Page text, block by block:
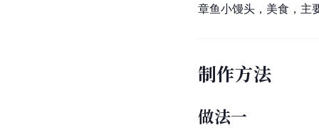
章鱼小馒头，美食，主
制作方法
做法一